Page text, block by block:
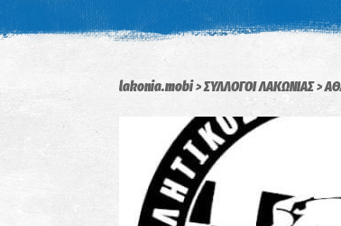
lakonia.mobi ΣΥΛΛΟΓΟΙ ΛΑΚΩΝΙΑΣ